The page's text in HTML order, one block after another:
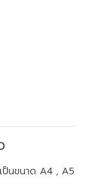
ป็นขนาด A4 , A5